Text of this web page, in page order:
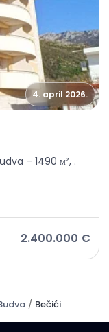
4. april 2026.
Bečići
– 1490 м², .
2.400.000 €
/ Bečići